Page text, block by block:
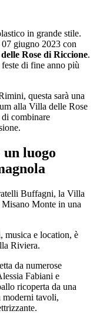
in grande stile.
giugno 2023 con
Rose di Riccione.
di fine anno più
questa sarà una
alla Villa delle Rose
di combinare
un luogo
Buffagni, la Villa
Monte in una
musica e location, è
Riviera.
da numerose
Fabiani e
ricoperta da una
moderni tavoli,